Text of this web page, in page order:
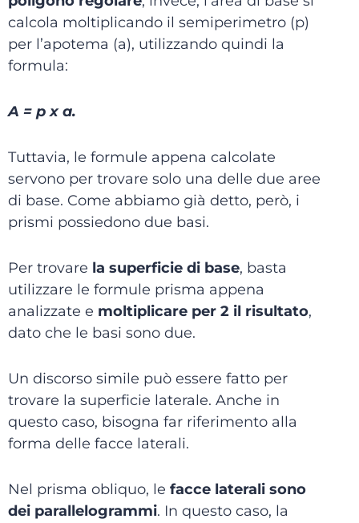
calcola moltiplicando il semiperimetro (p)
per l’apotema (a), utilizzando quindi la
formula:
A = p x a.
Tuttavia, le formule appena calcolate
servono per trovare solo una delle due aree
di base. Come abbiamo già detto, però, i
prismi possiedono due basi.
Per trovare la superficie di base, basta
utilizzare le formule prisma appena
analizzate e moltiplicare per 2 il risultato,
dato che le basi sono due.
Un discorso simile può essere fatto per
trovare la superficie laterale. Anche in
questo caso, bisogna far riferimento alla
forma delle facce laterali.
Nel prisma obliquo, le facce laterali sono
dei parallelogrammi. In questo caso, la